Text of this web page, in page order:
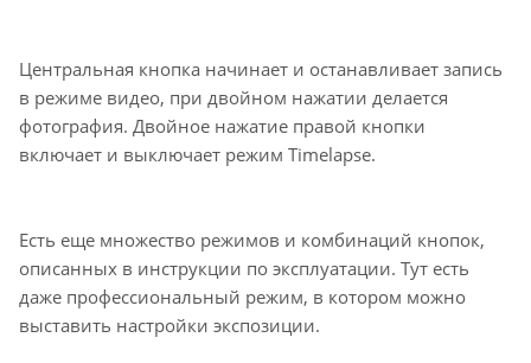
Центральная кнопка начинает и останавливает запись
в режиме видео, при двойном нажатии делается
фотография. Двойное нажатие правой кнопки
включает и выключает режим Timelapse.
Есть еще множество режимов и комбинаций кнопок,
описанных в инструкции по эксплуатации. Тут есть
даже профессиональный режим, в котором можно
выставить настройки экспозиции.